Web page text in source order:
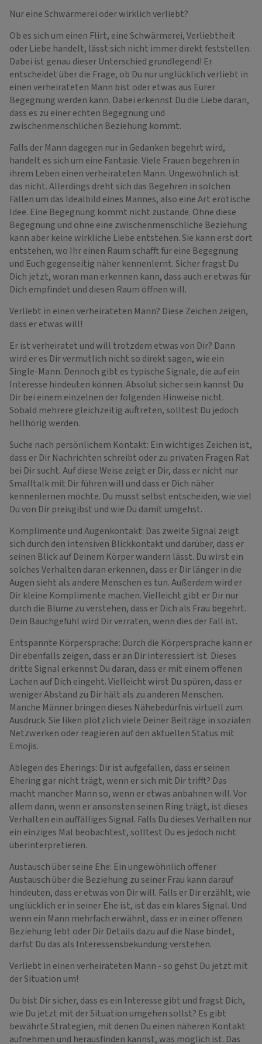
Nur eine Schwärmerei oder wirklich verliebt?
Ob es sich um einen Flirt, eine Schwärmerei, Verliebtheit
oder Liebe handelt, lässt sich nicht immer direkt feststellen.
Dabei ist genau dieser Unterschied grundlegend! Er
entscheidet über die Frage, ob Du nur unglücklich verliebt in
einen verheirateten Mann bist oder etwas aus Eurer
Begegnung werden kann. Dabei erkennst Du die Liebe daran,
dass es zu einer echten Begegnung und
zwischenmenschlichen Beziehung kommt.
Falls der Mann dagegen nur in Gedanken begehrt wird,
handelt es sich um eine Fantasie. Viele Frauen begehren in
ihrem Leben einen verheirateten Mann. Ungewöhnlich ist
das nicht. Allerdings dreht sich das Begehren in solchen
Fällen um das Idealbild eines Mannes, also eine Art erotische
Idee. Eine Begegnung kommt nicht zustande. Ohne diese
Begegnung und ohne eine zwischenmenschliche Beziehung
kann aber keine wirkliche Liebe entstehen. Sie kann erst dort
entstehen, wo Ihr einen Raum schafft für eine Begegnung
und Euch gegenseitig näher kennenlernt. Sicher fragst Du
Dich jetzt, woran man erkennen kann, dass auch er etwas für
Dich empfindet und diesen Raum öffnen will.
Verliebt in einen verheirateten Mann? Diese Zeichen zeigen,
dass er etwas will!
Er ist verheiratet und will trotzdem etwas von Dir? Dann
wird er es Dir vermutlich nicht so direkt sagen, wie ein
Single-Mann. Dennoch gibt es typische Signale, die auf ein
Interesse hindeuten können. Absolut sicher sein kannst Du
Dir bei einem einzelnen der folgenden Hinweise nicht.
Sobald mehrere gleichzeitig auftreten, solltest Du jedoch
hellhörig werden.
Suche nach persönlichem Kontakt: Ein wichtiges Zeichen ist,
dass er Dir Nachrichten schreibt oder zu privaten Fragen Rat
bei Dir sucht. Auf diese Weise zeigt er Dir, dass er nicht nur
Smalltalk mit Dir führen will und dass er Dich näher
kennenlernen möchte. Du musst selbst entscheiden, wie viel
Du von Dir preisgibst und wie Du damit umgehst.
Komplimente und Augenkontakt: Das zweite Signal zeigt
sich durch den intensiven Blickkontakt und darüber, dass er
seinen Blick auf Deinem Körper wandern lässt. Du wirst ein
solches Verhalten daran erkennen, dass er Dir länger in die
Augen sieht als andere Menschen es tun. Außerdem wird er
Dir kleine Komplimente machen. Vielleicht gibt er Dir nur
durch die Blume zu verstehen, dass er Dich als Frau begehrt.
Dein Bauchgefühl wird Dir verraten, wenn dies der Fall ist.
Entspannte Körpersprache: Durch die Körpersprache kann er
Dir ebenfalls zeigen, dass er an Dir interessiert ist. Dieses
dritte Signal erkennst Du daran, dass er mit einem offenen
Lachen auf Dich eingeht. Vielleicht wirst Du spüren, dass er
weniger Abstand zu Dir hält als zu anderen Menschen.
Manche Männer bringen dieses Nähebedürfnis virtuell zum
Ausdruck. Sie liken plötzlich viele Deiner Beiträge in sozialen
Netzwerken oder reagieren auf den aktuellen Status mit
Emojis.
Ablegen des Eherings: Dir ist aufgefallen, dass er seinen
Ehering gar nicht trägt, wenn er sich mit Dir trifft? Das
macht mancher Mann so, wenn er etwas anbahnen will. Vor
allem dann, wenn er ansonsten seinen Ring trägt, ist dieses
Verhalten ein auffälliges Signal. Falls Du dieses Verhalten nur
ein einziges Mal beobachtest, solltest Du es jedoch nicht
überinterpretieren.
Austausch über seine Ehe: Ein ungewöhnlich offener
Austausch über die Beziehung zu seiner Frau kann darauf
hindeuten, dass er etwas von Dir will. Falls er Dir erzählt, wie
unglücklich er in seiner Ehe ist, ist das ein klares Signal. Und
wenn ein Mann mehrfach erwähnt, dass er in einer offenen
Beziehung lebt oder Dir Details dazu auf die Nase bindet,
darfst Du das als Interessensbekundung verstehen.
Verliebt in einen verheirateten Mann - so gehst Du jetzt mit
der Situation um!
Du bist Dir sicher, dass es ein Interesse gibt und fragst Dich,
wie Du jetzt mit der Situation umgehen sollst? Es gibt
bewährte Strategien, mit denen Du einen näheren Kontakt
aufnehmen und herausfinden kannst, was möglich ist. Das